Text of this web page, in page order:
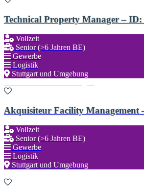
Technical Property Manager – ID:
Vollzeit
Senior (>6 Jahren BE)
Gewerbe
Logistik
Stuttgart und Umgebung
Akquisiteur Facility Management
Vollzeit
Senior (>6 Jahren BE)
Gewerbe
Logistik
Stuttgart und Umgebung